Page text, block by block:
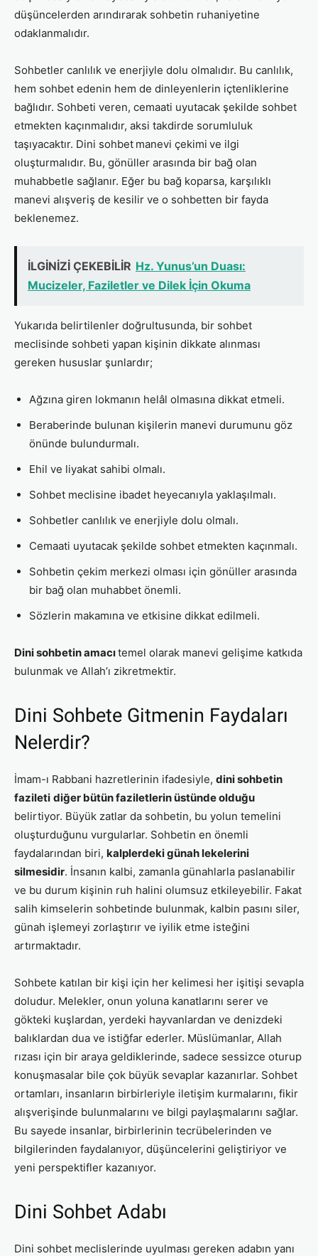
düşüncelerden arındırarak sohbetin ruhaniyetine
odaklanmalıdır.
Sohbetler canlılık ve enerjiyle dolu olmalıdır. Bu canlılık,
hem sohbet edenin hem de dinleyenlerin içtenliklerine
bağlıdır. Sohbeti veren, cemaati uyutacak şekilde sohbet
etmekten kaçınmalıdır, aksi takdirde sorumluluk
taşıyacaktır. Dini sohbet manevi çekimi ve ilgi
oluşturmalıdır. Bu, gönüller arasında bir bağ olan
muhabbetle sağlanır. Eğer bu bağ koparsa, karşılıklı
manevi alışveriş de kesilir ve o sohbetten bir fayda
beklenemez.
İLGİNİZİ ÇEKEBİLİR Hz. Yunus’un Duası:
Mucizeler, Faziletler ve Dilek İçin Okuma
Yukarıda belirtilenler doğrultusunda, bir sohbet
meclisinde sohbeti yapan kişinin dikkate alınması
gereken hususlar şunlardır;
Ağzına giren lokmanın helâl olmasına dikkat etmeli.
Beraberinde bulunan kişilerin manevi durumunu göz
önünde bulundurmalı.
Ehil ve liyakat sahibi olmalı.
Sohbet meclisine ibadet heyecanıyla yaklaşılmalı.
Sohbetler canlılık ve enerjiyle dolu olmalı.
Cemaati uyutacak şekilde sohbet etmekten kaçınmalı.
Sohbetin çekim merkezi olması için gönüller arasında
bir bağ olan muhabbet önemli.
Sözlerin makamına ve etkisine dikkat edilmeli.
Dini sohbetin amacıtemel olarak manevi gelişime katkıda
bulunmak ve Allah’ı zikretmektir.
Dini Sohbete Gitmenin Faydaları
Nelerdir?
İmam-ı Rabbani hazretlerinin ifadesiyle, dini sohbetin
fazileti diğer bütün faziletlerin üstünde olduğu
belirtiyor. Büyük zatlar da sohbetin, bu yolun temelini
oluşturduğunu vurgularlar. Sohbetin en önemli
faydalarından biri, kalplerdeki günah lekelerini
silmesidir. İnsanın kalbi, zamanla günahlarla paslanabilir
ve bu durum kişinin ruh halini olumsuz etkileyebilir. Fakat
salih kimselerin sohbetinde bulunmak, kalbin pasını siler,
günah işlemeyi zorlaştırır ve iyilik etme isteğini
artırmaktadır.
Sohbete katılan bir kişi için her kelimesi her işitişi sevapla
doludur. Melekler, onun yoluna kanatlarını serer ve
gökteki kuşlardan, yerdeki hayvanlardan ve denizdeki
balıklardan dua ve istiğfar ederler. Müslümanlar, Allah
rızası için bir araya geldiklerinde, sadece sessizce oturup
konuşmasalar bile çok büyük sevaplar kazanırlar. Sohbet
ortamları, insanların birbirleriyle iletişim kurmalarını, fikir
alışverişinde bulunmalarını ve bilgi paylaşmalarını sağlar.
Bu sayede insanlar, birbirlerinin tecrübelerinden ve
bilgilerinden faydalanıyor, düşüncelerini geliştiriyor ve
yeni perspektifler kazanıyor.
Dini Sohbet Adabı
Dini sohbet meclislerinde uyulması gereken adabın yanı